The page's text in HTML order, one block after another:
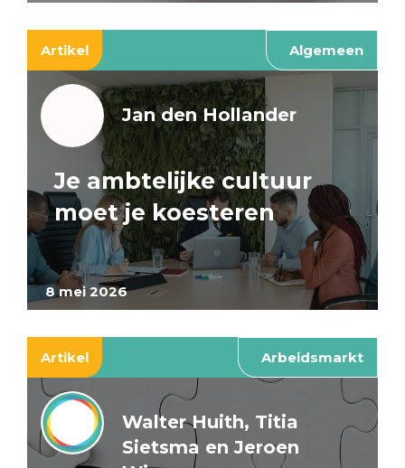
Artikel Algemeen
8 mei 2026
Jan den Hollander
Je ambtelijke cultuur
moet je koesteren
Artikel Arbeidsmarkt
Walter Huith, Titia
Sietsma en Jeroen